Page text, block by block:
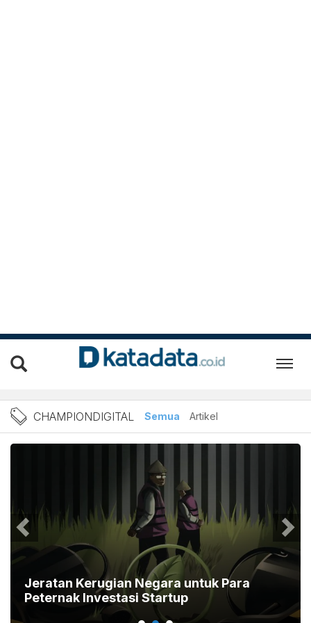
Berita Championdigital
CHAMPIONDIGITAL Semua Artikel
Jeratan Kerugian Negara untuk Para
Peternak Investasi Startup